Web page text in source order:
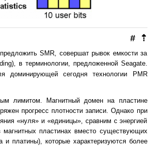
⇡
#
SMR, совершат рывок емкости за
в терминологии, предложенной Seagate.
доминирующей сегодня технологии PMR
лимитом. Магнитный домен на пластине
прогресс плотности записи. Однако при
«нуля» и «единицы», сравним с энергией
пластинах вместо существующих
платины), которые характеризуются более